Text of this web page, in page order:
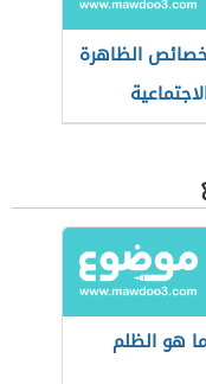
الظاهرة
هو الظلم